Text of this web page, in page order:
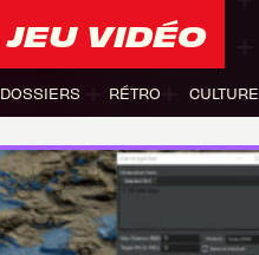
JEU VIDÉO
DOSSIERS RÉTRO CULTURE